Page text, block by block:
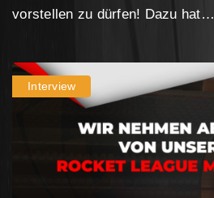
vorstellen zu dürfen! Dazu hat…
Interview